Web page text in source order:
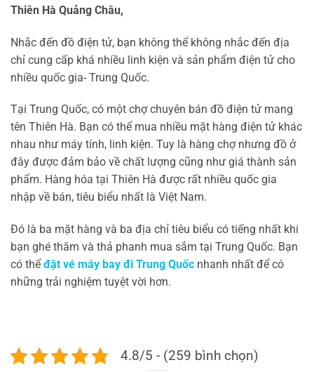
Thiên Hà Quảng Châu,
Nhắc đến đồ điện tử, bạn không thể không nhắc đến địa
chỉ cung cấp khá nhiều linh kiện và sản phẩm điện tử cho
nhiều quốc gia- Trung Quốc.
Tại Trung Quốc, có một chợ chuyên bán đồ điện tử mang
tên Thiên Hà. Bạn có thể mua nhiều mặt hàng điện tử khác
nhau như máy tính, linh kiện. Tuy là hàng chợ nhưng đồ ở
đây được đảm bảo về chất lượng cũng như giá thành sản
phẩm. Hàng hóa tại Thiên Hà được rất nhiều quốc gia
nhập về bán, tiêu biểu nhất là Việt Nam.
Đó là ba mặt hàng và ba địa chỉ tiêu biểu có tiếng nhất khi
bạn ghé thăm và thả phanh mua sắm tại Trung Quốc. Bạn
có thể đặt vé máy bay đi Trung Quốc nhanh nhất để có
những trải nghiệm tuyệt vời hơn.
4.8/5 - (259 bình chọn)